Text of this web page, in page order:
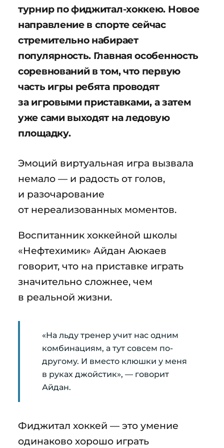
турнир по фиджитал-хоккею. Новое
направление в спорте сейчас
стремительно набирает
популярность. Главная особенность
соревнований в том, что первую
часть игры ребята проводят
за игровыми приставками, а затем
уже сами выходят на ледовую
площадку.
Эмоций виртуальная игра вызвала
немало — и радость от голов,
и разочарование
от нереализованных моментов.
Воспитанник хоккейной школы
«Нефтехимик» Айдан Аюкаев
говорит, что на приставке играть
значительно сложнее, чем
в реальной жизни.
«На льду тренер учит нас одним
комбинациям, а тут совсем по-
другому. И вместо клюшки у меня
в руках джойстик», — говорит
Айдан.
Фиджитал хоккей — это умение
одинаково хорошо играть